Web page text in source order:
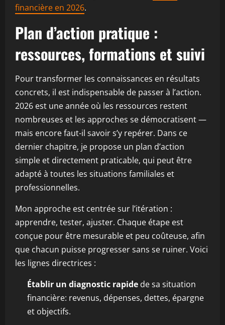
financière en 2026.
Plan d’action pratique :
ressources, formations et suivi
Pour transformer les connaissances en résultats
concrets, il est indispensable de passer à l’action.
2026 est une année où les ressources restent
nombreuses et les approches se démocratisent —
mais encore faut-il savoir s’y repérer. Dans ce
dernier chapitre, je propose un plan d’action
simple et directement praticable, qui peut être
adapté à toutes les situations familiales et
professionnelles.
Mon approche est centrée sur l’itération :
apprendre, tester, ajuster. Chaque étape est
conçue pour être mesurable et peu coûteuse, afin
que chacun puisse progresser sans se ruiner. Voici
les lignes directrices :
Établir un diagnostic rapide de sa situation
financière: revenus, dépenses, dettes, épargne
et objectifs.